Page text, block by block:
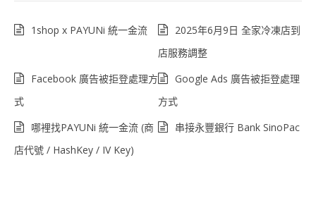
1shop x PAYUNi 統一金流
2025年6月9日 全家冷凍店到
店服務調整
Facebook 廣告被拒登處理方
式
Google Ads 廣告被拒登處理
方式
哪裡找PAYUNi 統一金流 (商
店代號 / HashKey / IV Key)
串接永豐銀行 Bank SinoPac